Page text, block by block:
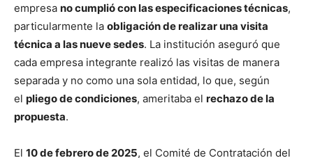
empresa no cumplió con las especificaciones técnicas,
particularmente la obligación de realizar una visita
técnica a las nueve sedes. La institución aseguró que
cada empresa integrante realizó las visitas de manera
separada y no como una sola entidad, lo que, según
el pliego de condiciones, ameritaba el rechazo de la
propuesta.
El 10 de febrero de 2025, el Comité de Contratación del